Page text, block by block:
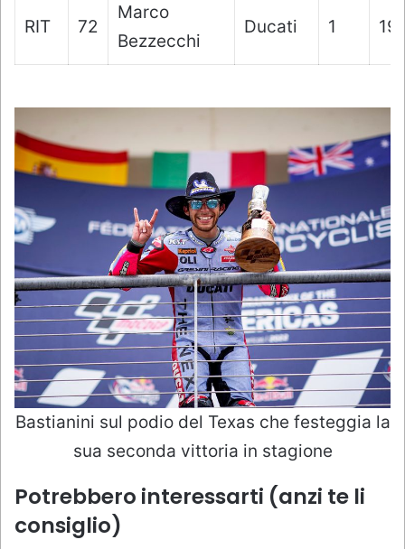
RIT 72
Marco
Bezzecchi
Ducati 1 19
Bastianini sul podio del Texas che festeggia la
sua seconda vittoria in stagione
Potrebbero interessarti (anzi te li
consiglio)